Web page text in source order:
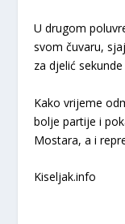
U drugom
svom čuvaru,
za djelić
Kako vrijeme
bolje partije i
Mostara, a i
Kiseljak.info